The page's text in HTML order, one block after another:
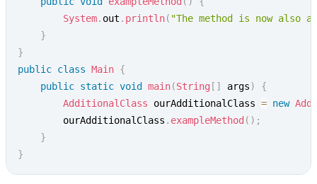
System. out . println( "The method is now
}
}
public class Main {
public static void main(String [ ] args)
{
AdditionalClass ourAdditionalClass = new
		ourAdditionalClass
. exampleMethod ( ) ;
}
}